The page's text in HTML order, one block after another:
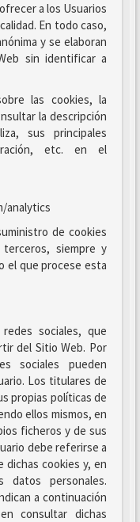
a los Usuarios
En todo caso,
y se elaboran
sin identificar a
las cookies, la
la descripción
sus principales
etc. en el
analytics
de cookies
siempre y
el que procese esta
sociales, que
del Sitio Web. Por
sociales pueden
Los titulares de
propias políticas de
ellos mismos, en
ficheros y de sus
debe referirse a
dichas cookies y, en
personales.
a continuación
consultar dichas